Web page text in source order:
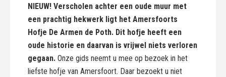
NIEUW! Verscholen achter een oude muur met
een prachtig hekwerk ligt het Amersfoorts
Hofje De Armen de Poth. Dit hofje heeft een
oude historie en daarvan is vrijwel niets verloren
gegaan. Onze gids neemt u mee op bezoek in het
liefste hofje van Amersfoort. Daar bezoekt u niet